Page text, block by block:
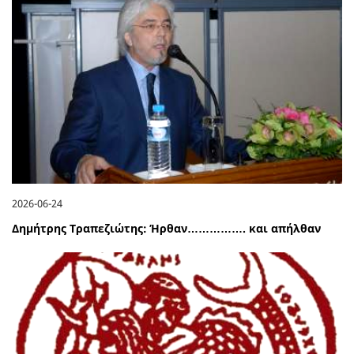
2026-06-24
Δημήτρης Τραπεζιώτης: Ήρθαν……………. και απήλθαν